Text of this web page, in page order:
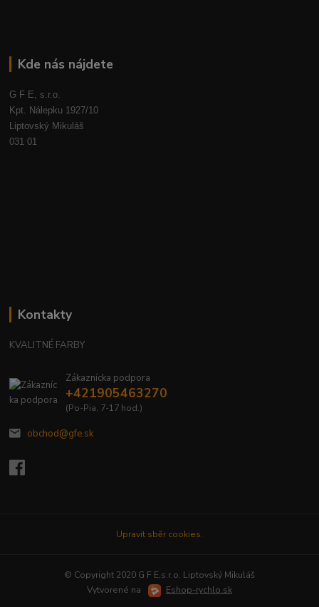
Kde nás nájdete
G F E, s.r.o.
Kpt. Nálepku 1927/10
Liptovský Mikuláš
031 01
Kontakty
KVALITNÉ FARBY
Zákaznícka podpora
+421905463270
(Po-Pia, 7-17 hod.)
obchod@gfe.sk
Upravit sběr cookies.
© Copyright 2020 G F E,s.r.o. Liptovský Mikuláš
Vytvorené na
Eshop-rychlo.sk